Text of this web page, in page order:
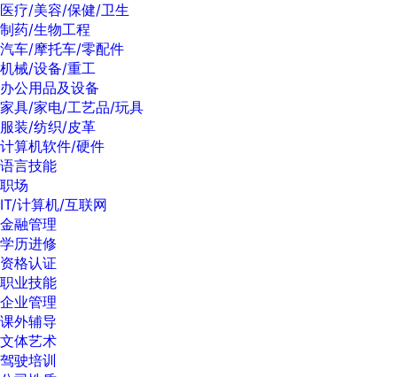
医疗/美容/保健/卫生
制药/生物工程
汽车/摩托车/零配件
机械/设备/重工
办公用品及设备
家具/家电/工艺品/玩具
服装/纺织/皮革
计算机软件/硬件
语言技能
职场
IT/计算机/互联网
金融管理
学历进修
资格认证
职业技能
企业管理
课外辅导
文体艺术
驾驶培训